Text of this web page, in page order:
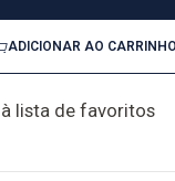
ADICIONAR AO CARRINHO
lista de favoritos